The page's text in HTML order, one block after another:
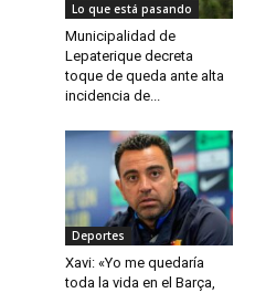
Lo que está pasando
Municipalidad de
Lepaterique decreta
toque de queda ante alta
incidencia de...
Deportes
Xavi: «Yo me quedaría
toda la vida en el Barça,